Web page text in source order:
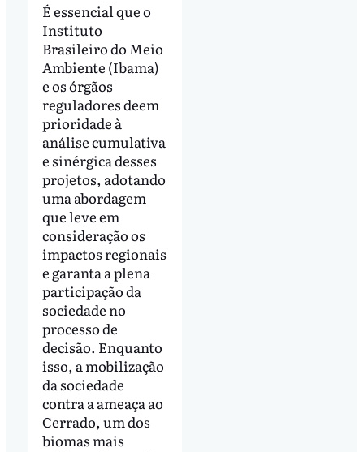
É essencial que o
Instituto
Brasileiro do Meio
Ambiente (Ibama)
e os órgãos
reguladores deem
prioridade à
análise cumulativa
e sinérgica desses
projetos, adotando
uma abordagem
que leve em
consideração os
impactos regionais
e garanta a plena
participação da
sociedade no
processo de
decisão. Enquanto
isso, a mobilização
da sociedade
contra a ameaça ao
Cerrado, um dos
biomas mais